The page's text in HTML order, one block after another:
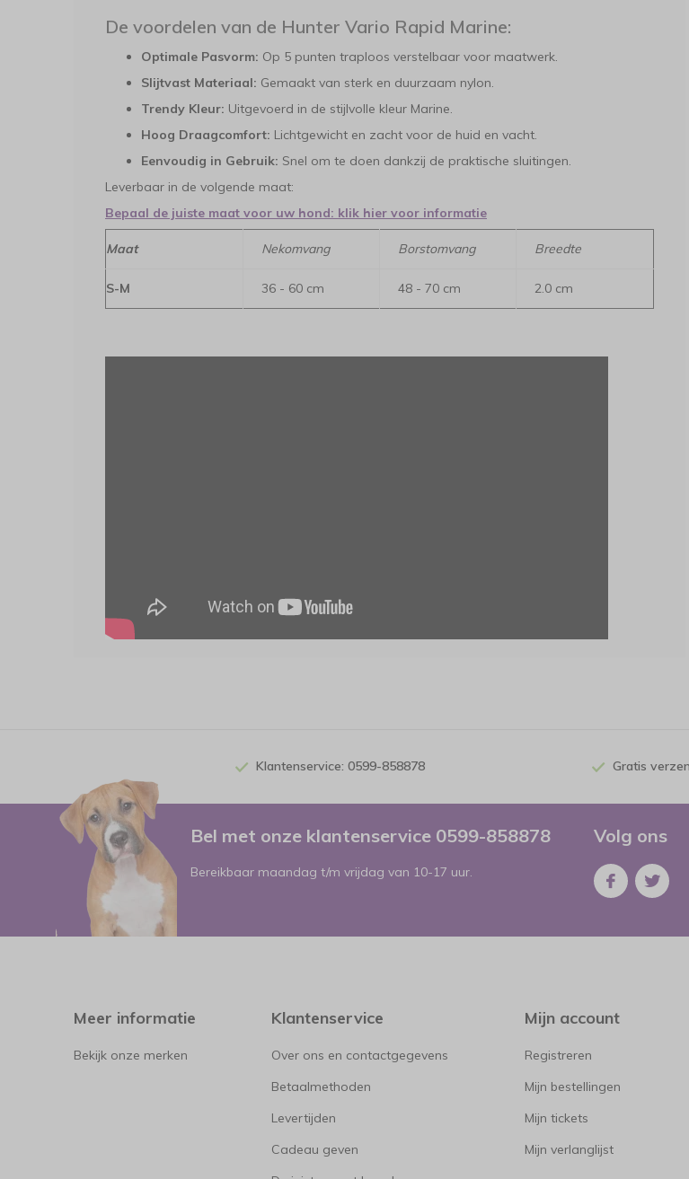
De voordelen van de Hunter Vario Rapid Marine:
Optimale Pasvorm: Op 5 punten traploos verstelbaar voor maatwerk.
Slijtvast Materiaal: Gemaakt van sterk en duurzaam nylon.
Trendy Kleur: Uitgevoerd in de stijlvolle kleur Marine.
Hoog Draagcomfort: Lichtgewicht en zacht voor de huid en vacht.
Eenvoudig in Gebruik: Snel om te doen dankzij de praktische sluitingen.
Leverbaar in de volgende maat:
Bepaal de juiste maat voor uw hond: klik hier voor informatie
Maat Nekomvang Borstomvang Breedte
S-M 36 - 60 cm 48 - 70 cm 2.0 cm
Klantenservice: 0599-858878 Gratis
Bel met onze klantenservice 0599-858878
Bereikbaar maandag t/m vrijdag van 10-17 uur.
Volg ons
Meer informatie
Bekijk onze merken
Klantenservice
Over ons en contactgegevens
Betaalmethoden
Levertijden
Cadeau geven
Mijn account
Registreren
Mijn bestellingen
Mijn tickets
Mijn verlanglijst